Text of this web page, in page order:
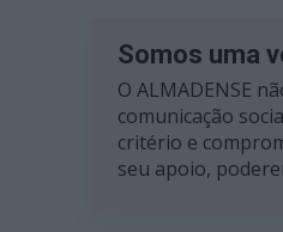
Somos uma
O ALMADENSE
comunicação
critério e
seu apoio,